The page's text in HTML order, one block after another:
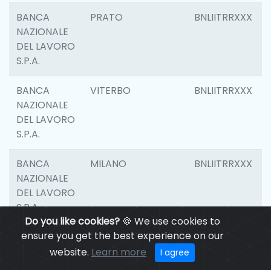
Do you like cookies?🍪 We use cookies to
ensure you get the best experience on our
website. Learn more I agree
BANCA
NAZIONALE
DEL LAVORO
S.P.A.
PRATO BNLIITRRXXX
BANCA
NAZIONALE
DEL LAVORO
S.P.A.
VITERBO BNLIITRRXXX
BANCA
NAZIONALE
DEL LAVORO
S.P.A.
MILANO BNLIITRRXXX
BANCA
NAZIONALE
CASALECCHIO DI
RENO
BNLIITRRXXX